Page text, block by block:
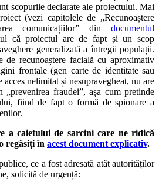
scopurile declarate ale proiectului. Mai
(vezi capitolele de „Recunoaștere
comunicațiilor” din documentul
că proiectul are de fapt și un scop
generalizată a întregii populații.
de recunoaștere facială cu aproximativ
frontale (gen carte de identitate sau
acces nelimitat și nesupravegheat, nu are
fraudei”, așa cum pretinde
fiind de fapt o formă de spionare a
a caietului de sarcini care ne ridică
regăsiți în acest document explicativ.
ce a fost adresată atât autorităților
solicită de urgență: